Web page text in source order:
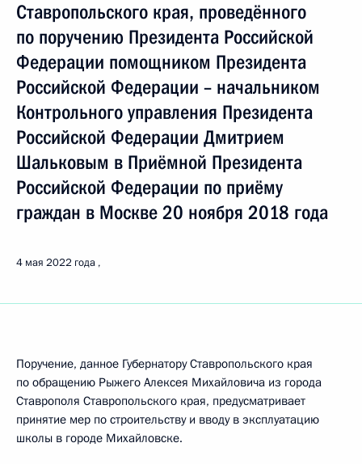
Ставропольского края, проведённого
по поручению Президента Российской
Федерации помощником Президента
Российской Федерации – начальником
Контрольного управления Президента
Российской Федерации Дмитрием
Шальковым в Приёмной Президента
Российской Федерации по приёму
граждан в Москве 20 ноября 2018 года
4 мая 2022 года
Поручение, данное Губернатору Ставропольского края
по обращению Рыжего Алексея Михайловича из города
Ставрополя Ставропольского края, предусматривает
принятие мер по строительству и вводу в эксплуатацию
школы в городе Михайловске.